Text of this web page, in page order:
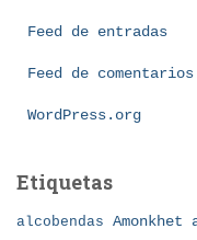
Feed de entradas
Feed de comentarios
WordPress.org
Etiquetas
alcobendas Amonkhet